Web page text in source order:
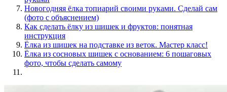
Новогодняя ёлка топиарий своими руками. Сделай сам
(фото с объяснением)
Как сделать ёлку из шишек и фруктов: понятная
инструкция
Ёлка из шишек на подставке из веток. Мастер класс!
Ёлка из сосновых шишек с основанием: 6 пошаговых
фото, чтобы сделать самому